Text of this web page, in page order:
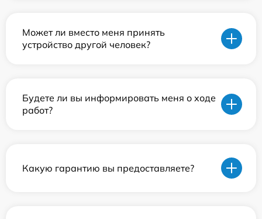
Может ли вместо меня принять
устройство другой человек?
Будете ли вы информировать меня о ходе
работ?
Какую гарантию вы предоставляете?